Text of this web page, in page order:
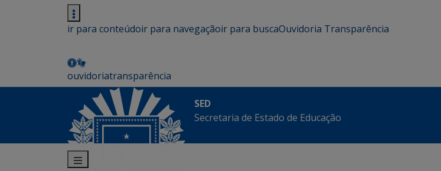
ir para conteúdoir para navegaçãoir para buscaOuvidoria Transparência
ouvidoriatransparência
SED
Secretaria de Estado de Educação